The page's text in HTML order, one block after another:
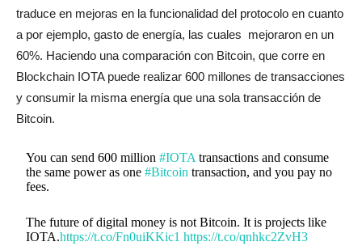
traduce en mejoras en la funcionalidad del protocolo en cuanto
a por ejemplo, gasto de energía, las cuales mejoraron en un
60%. Haciendo una comparación con Bitcoin, que corre en
Blockchain IOTA puede realizar 600 millones de transacciones
y consumir la misma energía que una sola transacción de
Bitcoin.
You can send 600 million#IOTA transactions and consume
the same power as one#Bitcoin transaction, and you pay no
fees.
The future of digital money is not Bitcoin. It is projects like
IOTA.https://t.co/Fn0uiKKic1 https://t.co/qnhkc2ZvH3